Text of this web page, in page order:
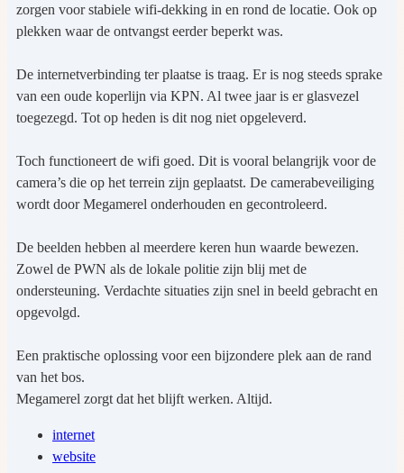
zorgen voor stabiele wifi-dekking in en rond de locatie. Ook op
plekken waar de ontvangst eerder beperkt was.
De internetverbinding ter plaatse is traag. Er is nog steeds sprake
van een oude koperlijn via KPN. Al twee jaar is er glasvezel
toegezegd. Tot op heden is dit nog niet opgeleverd.
Toch functioneert de wifi goed. Dit is vooral belangrijk voor de
camera’s die op het terrein zijn geplaatst. De camerabeveiliging
wordt door Megamerel onderhouden en gecontroleerd.
De beelden hebben al meerdere keren hun waarde bewezen.
Zowel de PWN als de lokale politie zijn blij met de
ondersteuning. Verdachte situaties zijn snel in beeld gebracht en
opgevolgd.
Een praktische oplossing voor een bijzondere plek aan de rand
van het bos.
Megamerel zorgt dat het blijft werken. Altijd.
internet
website